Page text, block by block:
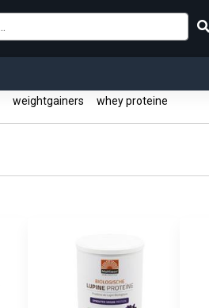
weightgainers whey proteine